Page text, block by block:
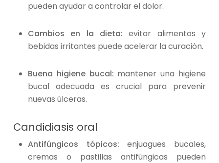
pueden ayudar a controlar el dolor.
Cambios en la dieta:evitar alimentos y
bebidas irritantes puede acelerar la curación.
Buena higiene bucal: mantener una higiene
bucal adecuada es crucial para prevenir
nuevas úlceras.
Candidiasis oral
Antifúngicos tópicos:enjuagues bucales,
cremas o pastillas antifúngicas pueden